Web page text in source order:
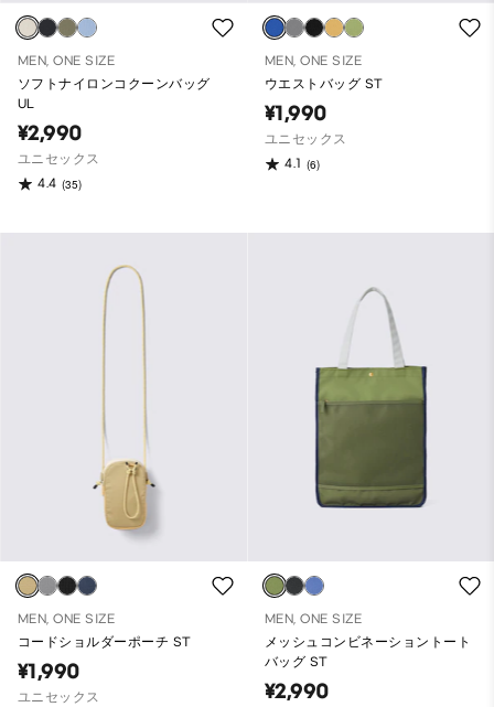
MEN, ONE SIZE
ソフトナイロンコクーンバッグ
UL
¥2,990
ユニセックス
4.4 (35)
MEN, ONE SIZE
ウエストバッグ ST
¥1,990
ユニセックス
4.1 (6)
MEN, ONE SIZE
コードショルダーポーチ ST
¥1,990
ユニセックス
MEN, ONE SIZE
メッシュコンビネーショントート
バッグ ST
¥2,990